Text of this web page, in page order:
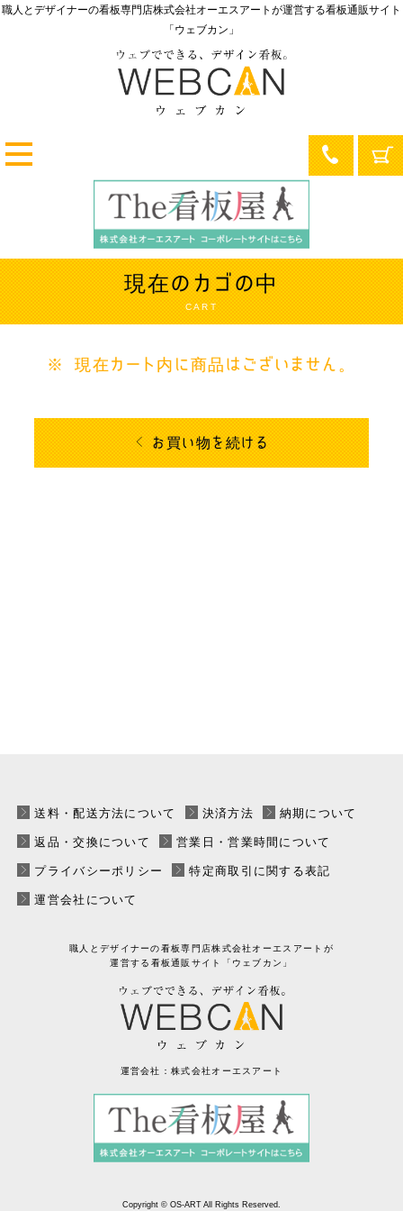
職人とデザイナーの看板専門店株式会社オーエスアートが運営する看板通販サイト
「ウェブカン」
現在のカゴの中
CART
※ 現在カート内に商品はございません。
お買い物を続ける
送料・配送方法について 決済方法 納期について
返品・交換について 営業日・営業時間について
プライバシーポリシー 特定商取引に関する表記
運営会社について
職人とデザイナーの看板専門店株式会社オーエスアートが
運営する 看板通販サイト「ウェブカン」
運営会社：株式会社オーエスアート
Copyright © OS-ART All Rights Reserved.